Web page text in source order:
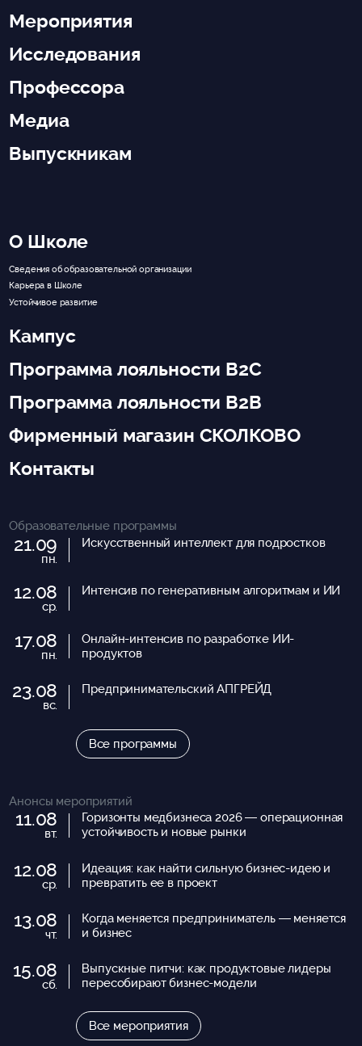
Мероприятия
Исследования
Профессора
Медиа
Выпускникам
О Школе
Сведения об образовательной организации
Карьера в Школе
Устойчивое развитие
Кампус
Программа лояльности B2C
Программа лояльности B2B
Фирменный магазин СКОЛКОВО
Контакты
Образовательные программы
21.09
пн.
Искусственный интеллект для подростков
12.08
ср.
Интенсив по генеративным алгоритмам и ИИ
17.08
пн.
Онлайн-интенсив по разработке ИИ-
продуктов
23.08
вс.
Предпринимательский АПГРЕЙД
Все программы
Анонсы мероприятий
11.08
вт.
Горизонты медбизнеса 2026 — операционная
устойчивость и новые рынки
12.08
ср.
Идеация: как найти сильную бизнес-идею и
превратить ее в проект
13.08
чт.
Когда меняется предприниматель — меняется
и бизнес
15.08
сб.
Выпускные питчи: как продуктовые лидеры
пересобирают бизнес-модели
Все мероприятия